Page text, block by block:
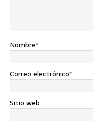
Nombre*
Correo electrónico*
Sitio web